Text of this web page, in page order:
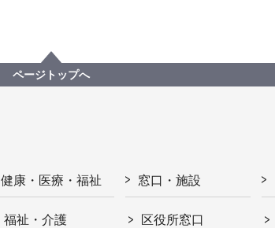
ページトップへ
健康・医療・福祉
福祉・介護
窓口・施設
区役所窓口